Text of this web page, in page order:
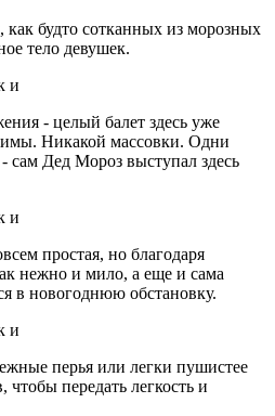
как будто сотканных из морозных
тело девушек.
- целый балет здесь уже
Никакой массовки. Одни
сам Дед Мороз выступал здесь
простая, но благодаря
нежно и мило, а еще и сама
в новогоднюю обстановку.
перья или легки пушистее
передать легкость и